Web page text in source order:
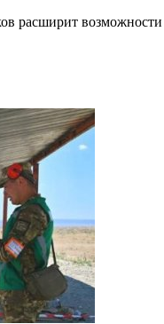
расширит возможности